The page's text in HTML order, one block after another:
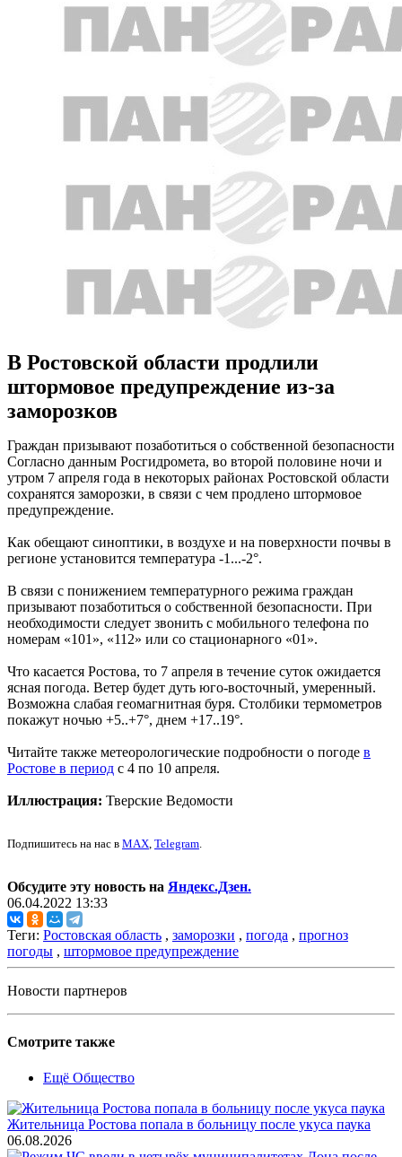
В Ростовской области продлили
штормовое предупреждение из-за
заморозков
Граждан призывают позаботиться о собственной безопасности
Согласно данным Росгидромета, во второй половине ночи и
утром 7 апреля года в некоторых районах Ростовской области
сохранятся заморозки, в связи с чем продлено штормовое
предупреждение.
Как обещают синоптики, в воздухе и на поверхности почвы в
регионе установится температура -1...-2°.
В связи с понижением температурного режима граждан
призывают позаботиться о собственной безопасности. При
необходимости следует звонить с мобильного телефона по
номерам «101», «112» или со стационарного «01».
Что касается Ростова, то 7 апреля в течение суток ожидается
ясная погода. Ветер будет дуть юго-восточный, умеренный.
Возможна слабая геомагнитная буря. Столбики термометров
покажут ночью +5..+7°, днем +17..19°.
Читайте также метеорологические подробности о погоде в
Ростове в период с 4 по 10 апреля.
Иллюстрация: Тверские Ведомости
Подпишитесь на нас в MAX, Telegram.
Обсудите эту новость на Яндекс.Дзен.
06.04.2022 13:33
Теги: Ростовская область , заморозки , погода , прогноз
погоды , штормовое предупреждение
Новости партнеров
Смотрите также
Ещё Общество
Жительница Ростова попала в больницу после укуса паука
06.08.2026